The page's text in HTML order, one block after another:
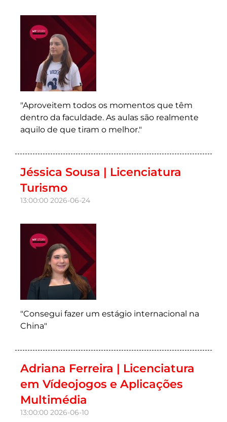
"Aproveitem todos os momentos que têm
dentro da faculdade. As aulas são realmente
aquilo de que tiram o melhor."
Jéssica Sousa | Licenciatura
Turismo
13:00:00 2026-06-24
"Consegui fazer um estágio internacional na
China"
Adriana Ferreira | Licenciatura
em Vídeojogos e Aplicações
Multimédia
13:00:00 2026-06-10